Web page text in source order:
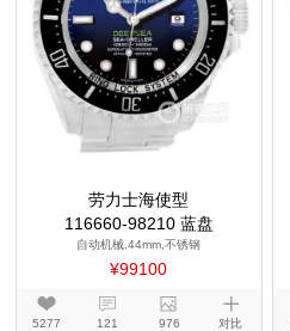
劳力士海使型
116660-98210 蓝盘
自动机械,44mm,不锈钢
¥99100
5277 121 976 对比